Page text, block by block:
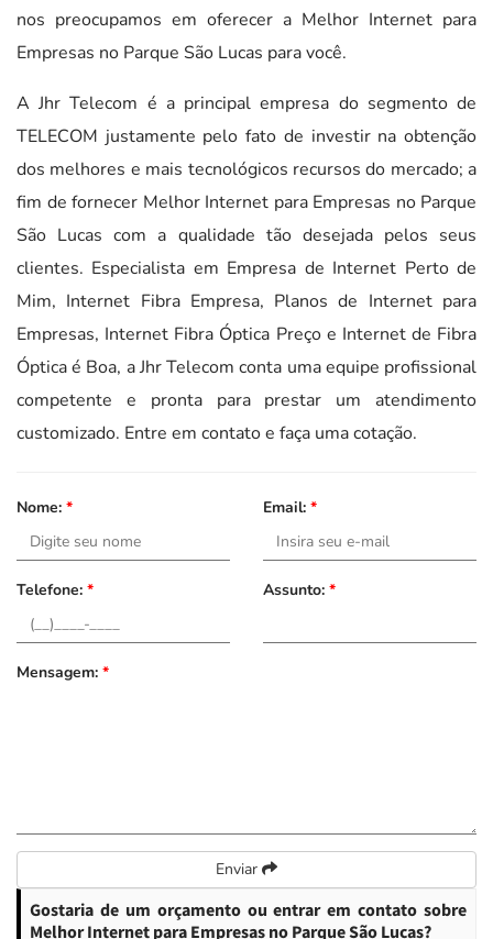
nos preocupamos em oferecer a Melhor Internet para
Empresas no Parque São Lucas para você.
A Jhr Telecom é a principal empresa do segmento de
TELECOM justamente pelo fato de investir na obtenção
dos melhores e mais tecnológicos recursos do mercado; a
fim de fornecer Melhor Internet para Empresas no Parque
São Lucas com a qualidade tão desejada pelos seus
clientes. Especialista em Empresa de Internet Perto de
Mim, Internet Fibra Empresa, Planos de Internet para
Empresas, Internet Fibra Óptica Preço e Internet de Fibra
Óptica é Boa, a Jhr Telecom conta uma equipe profissional
competente e pronta para prestar um atendimento
customizado. Entre em contato e faça uma cotação.
Nome: * Email: *
Telefone: * Assunto: *
Mensagem: *
Enviar
Gostaria de um orçamento ou entrar em contato sobre
Melhor Internet para Empresas no Parque São Lucas?